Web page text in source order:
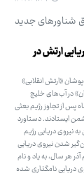
شناورهای جدید
ارتش در
«ارتش انقلابی»
در آب‌های خلیج
۱۳۵۹ و دو ماه پس از تجاوز رژیم بعثی
ایستادند. دستاورد
نیروی دریایی رژیم
شدن نیروی دریایی
هر سال، به یاد و نام
دریایی نامگذاری شده